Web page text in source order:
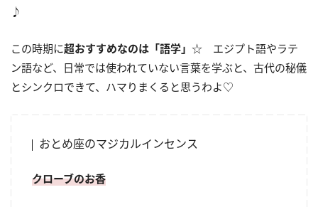
♪
この時期に超おすすめなのは「語学」 ☆ エジプト語やラテ
ン語など、日常では使われていない言葉を学ぶと、古代の秘儀
とシンクロできて、ハマりまくると思うわよ♡
おとめ座のマジカルインセンス
クローブのお香